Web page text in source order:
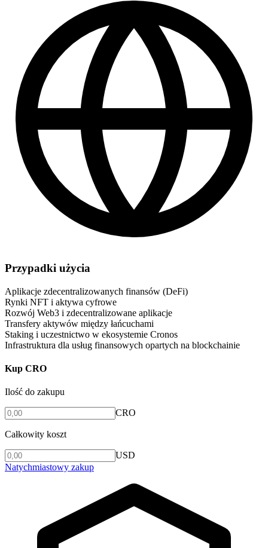
Przypadki użycia
Aplikacje zdecentralizowanych finansów (DeFi)
Rynki NFT i aktywa cyfrowe
Rozwój Web3 i zdecentralizowane aplikacje
Transfery aktywów między łańcuchami
Staking i uczestnictwo w ekosystemie Cronos
Infrastruktura dla usług finansowych opartych na blockchainie
Kup CRO
Ilość do zakupu
CRO
Całkowity koszt
USD
Natychmiastowy zakup